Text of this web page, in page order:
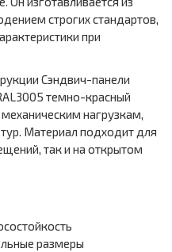
строгих стандартов,
при
Сэндвич-панели
темно-красный
нагрузкам,
Материал подходит для
так и на открытом
размеры